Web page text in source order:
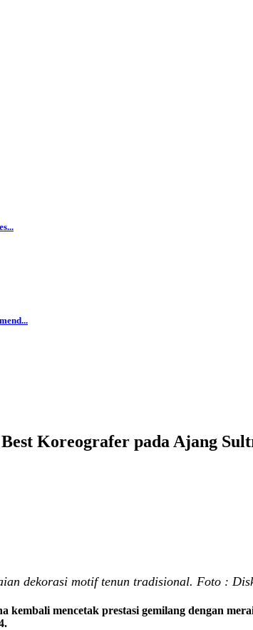
Koreografer pada Ajang
dekorasi motif tenun tradisional. Foto :
kembali mencetak prestasi gemilang dengan